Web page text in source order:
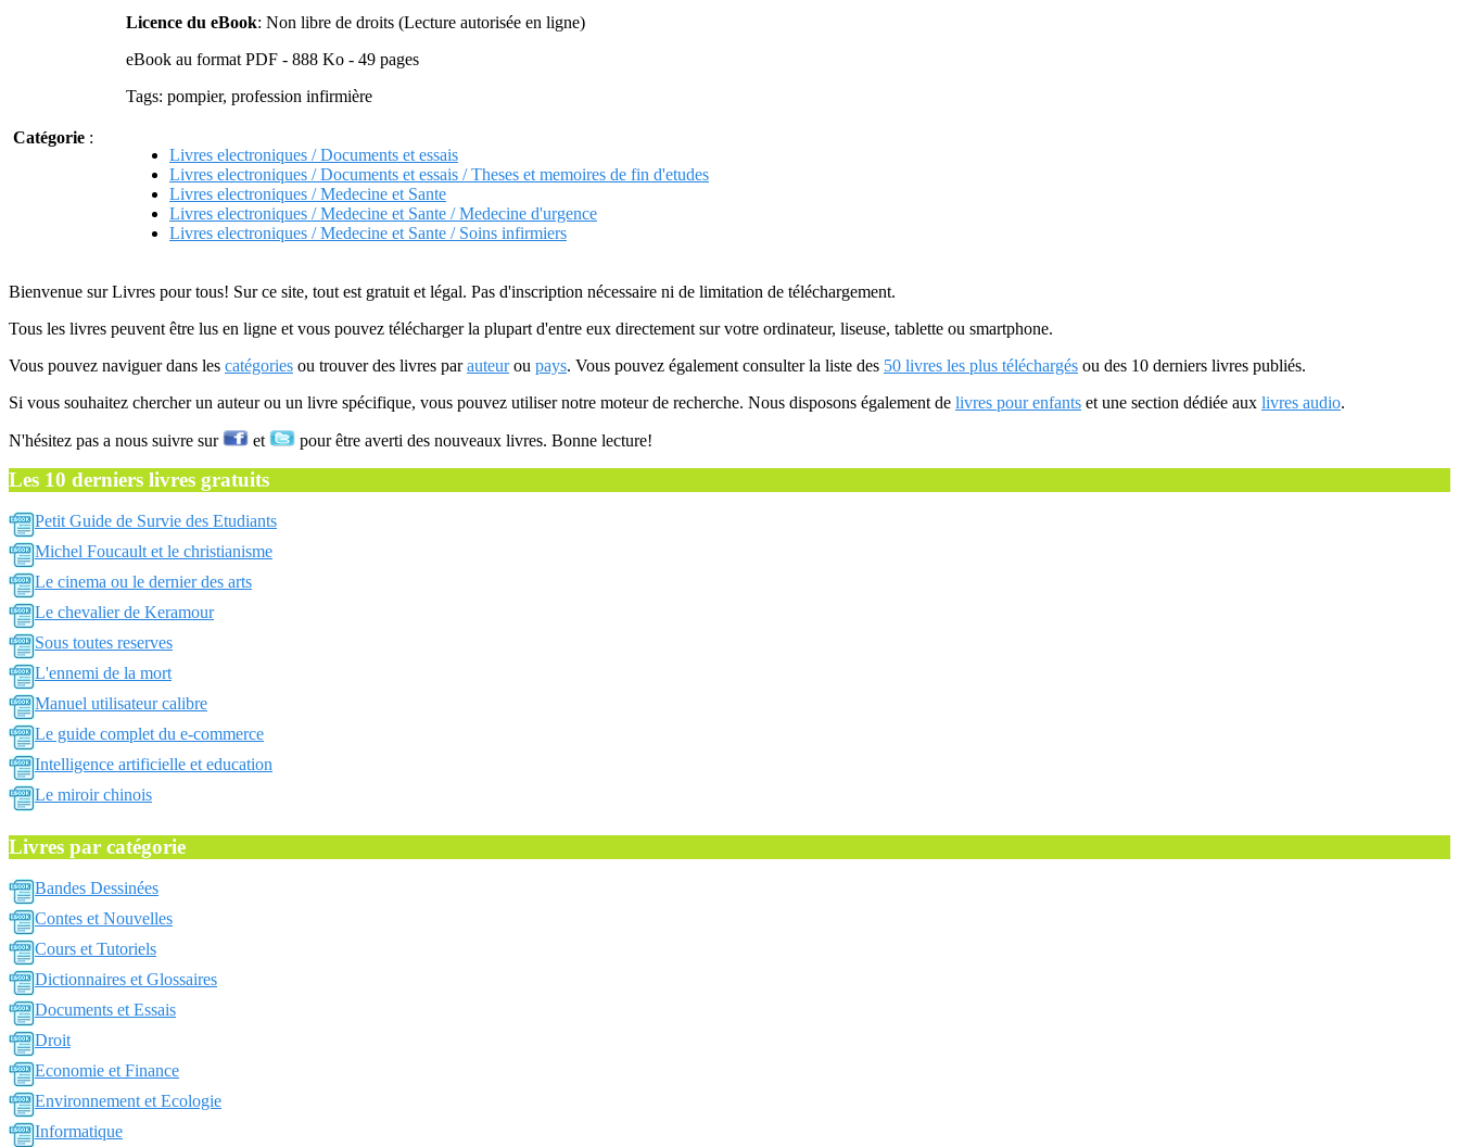
Licence du eBook: Non libre de droits (Lecture autorisée en ligne)
eBook au format PDF - 888 Ko - 49 pages
Tags: pompier, profession infirmière
Catégorie :
Livres electroniques / Documents et essais
Livres electroniques / Documents et essais / Theses et memoires de fin d'etudes
Livres electroniques / Medecine et Sante
Livres electroniques / Medecine et Sante / Medecine d'urgence
Livres electroniques / Medecine et Sante / Soins infirmiers
Bienvenue sur Livres pour tous! Sur ce site, tout est gratuit et légal. Pas d'inscription nécessaire ni de limitation de téléchargement.
Tous les livres peuvent être lus en ligne et vous pouvez télécharger la plupart d'entre eux directement sur votre ordinateur, liseuse, tablette ou smartphone.
Vous pouvez naviguer dans les catégories ou trouver des livres parauteurou pays. Vous pouvez également consulter la liste des 50 livres les plus téléchargés ou des 10 derniers livres publiés.
Si vous souhaitez chercher un auteur ou un livre spécifique, vous pouvez utiliser notre moteur de recherche. Nous disposons également de livres pour enfants et une section dédiée aux livres audio.
N'hésitez pas a nous suivre sur et pour être averti des nouveaux livres. Bonne lecture!
Les 10 derniers livres gratuits
Petit Guide de Survie des Etudiants
Michel Foucault et le christianisme
Le cinema ou le dernier des arts
Le chevalier de Keramour
Sous toutes reserves
L'ennemi de la mort
Manuel utilisateur calibre
Le guide complet du e-commerce
Intelligence artificielle et education
Le miroir chinois
Livres par catégorie
Bandes Dessinées
Contes et Nouvelles
Cours et Tutoriels
Dictionnaires et Glossaires
Documents et Essais
Droit
Economie et Finance
Environnement et Ecologie
Informatique